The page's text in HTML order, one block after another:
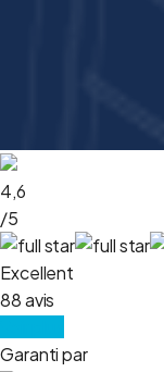
4,6
/5
Excellent
88 avis
Garanti par